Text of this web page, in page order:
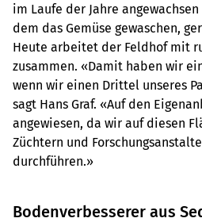
im Laufe der Jahre
dem das Gemüse gewaschen,
Heute arbeitet der Feldhof mit
zusammen. «Damit haben wir
wenn wir einen Drittel unseres
sagt Hans Graf. «Auf den
angewiesen, da wir auf diesen
Züchtern und
durchführen.»
Bodenverbesserer aus